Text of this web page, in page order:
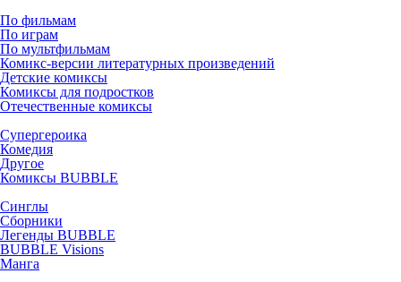
По фильмам
По играм
По мультфильмам
Комикс-версии литературных произведений
Детские комиксы
Комиксы для подростков
Отечественные комиксы
Супергероика
Комедия
Другое
Комиксы BUBBLE
Синглы
Сборники
Легенды BUBBLE
BUBBLE Visions
Манга